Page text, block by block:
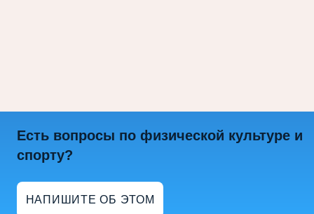
Есть вопросы по физической культуре и
спорту?
НАПИШИТЕ ОБ ЭТОМ